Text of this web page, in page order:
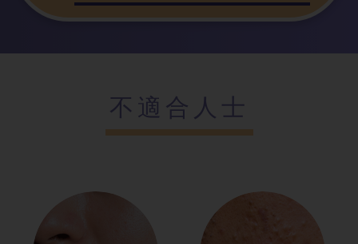
不適合人士